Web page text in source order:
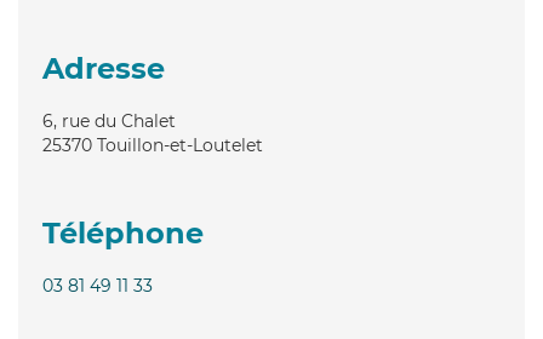
Adresse
6, rue du Chalet
25370 Touillon-et-Loutelet
Téléphone
03 81 49 11 33